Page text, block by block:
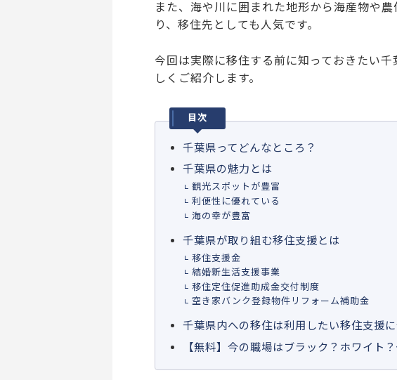
また、海や川に囲まれた地形から海産物や
り、移住先としても人気です。
今回は実際に移住する前に知っておきたい
しくご紹介します。
目次
千葉県ってどんなところ？
千葉県の魅力とは
観光スポットが豊富
利便性に優れている
海の幸が豊富
千葉県が取り組む移住支援とは
移住支援金
結婚新生活支援事業
移住定住促進助成金交付制度
空き家バンク登録物件リフォーム補助金
千葉県内への移住は利用したい移住支援
【無料】今の職場はブラック？ホワイト